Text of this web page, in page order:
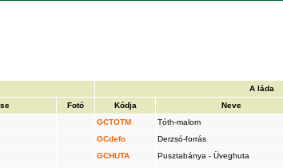
A láda
Fotó Kódja Neve
GCTOTM Tóth-malom
GCdefo Derzsó-forrás
GCHUTA Pusztabánya - Üveghuta